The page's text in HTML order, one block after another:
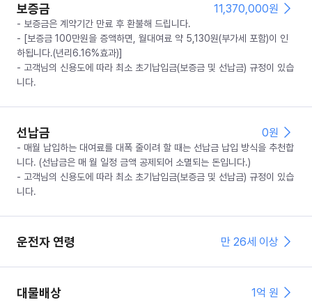
보증금 11,370,000원
- 보증금은 계약기간 만료 후 환불해 드립니다.
- [보증금 100만원을 증액하면, 월대여료 약 5,130원(부가세 포함)이 인
하됩니다.(년리6.16%효과)]
- 고객님의 신용도에 따라 최소 초기납입금(보증금 및 선납금) 규정이 있습
니다.
선납금 0원
- 매월 납입하는 대여료를 대폭 줄이려 할 때는 선납금 납입 방식을 추천합
니다. (선납금은 매 월 일정 금액 공제되어 소멸되는 돈입니다.)
- 고객님의 신용도에 따라 최소 초기납입금(보증금 및 선납금) 규정이 있습
니다.
운전자 연령 만 26세 이상
대물배상 1억 원